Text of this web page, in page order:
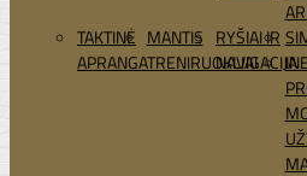
TAKTINĖ
APRANGA
MANTIS
TRENIRUOKLIAI
RYŠIAI IR
NAVIGACIJA